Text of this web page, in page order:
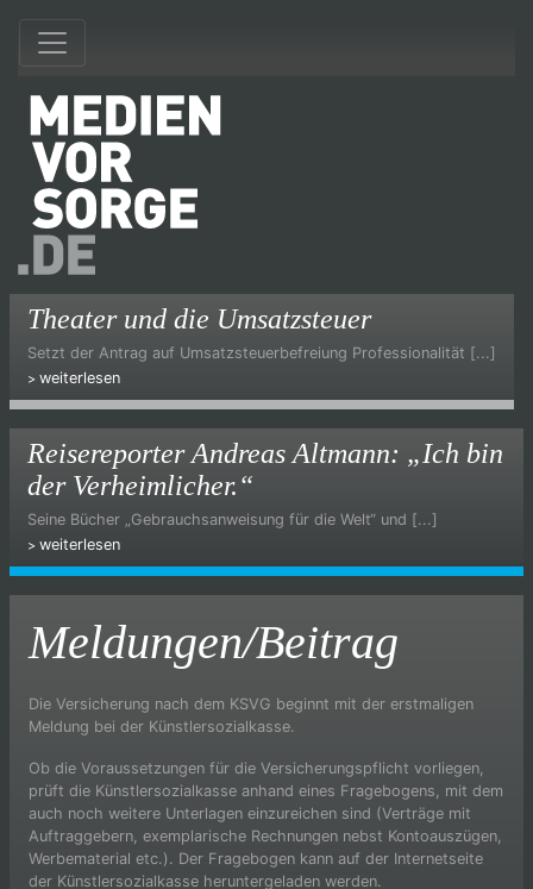
Theater und die Umsatzsteuer
Setzt der Antrag auf Umsatzsteuerbefreiung Professionalität [...]
weiterlesen
Reisereporter Andreas Altmann: „Ich bin
der Verheimlicher.“
Seine Bücher „Gebrauchsanweisung für die Welt“ und [...]
weiterlesen
Meldungen/Beitrag
Die Versicherung nach dem KSVG beginnt mit der erstmaligen
Meldung bei der Künstlersozialkasse.
Ob die Voraussetzungen für die Versicherungspflicht vorliegen,
prüft die Künstlersozialkasse anhand eines Fragebogens, mit dem
auch noch weitere Unterlagen einzureichen sind (Verträge mit
Auftraggebern, exemplarische Rechnungen nebst Kontoauszügen,
Werbematerial etc.). Der Fragebogen kann auf der Internetseite
der Künstlersozialkasse heruntergeladen werden.